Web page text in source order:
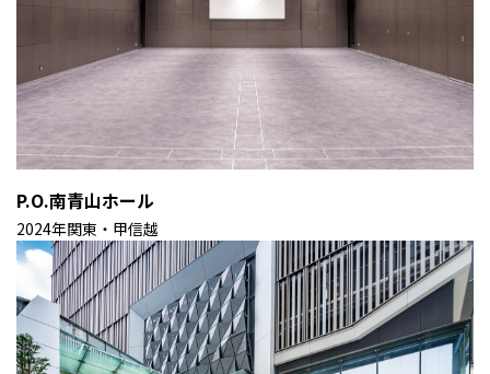
P.O.南青山ホール
2024年関東・甲信越